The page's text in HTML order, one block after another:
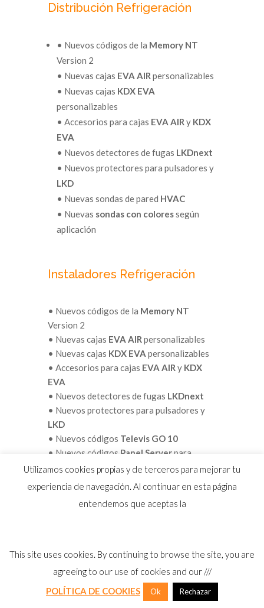
Distribución Refrigeración
• Nuevos códigos de la Memory NT
Version 2
• Nuevas cajas EVA AIR personalizables
• Nuevas cajas KDX EVA
personalizables
• Accesorios para cajas EVA AIR y KDX
EVA
• Nuevos detectores de fugas LKDnext
• Nuevos protectores para pulsadores y
LKD
• Nuevas sondas de pared HVAC
• Nuevas sondas con coloressegún
aplicación
Instaladores Refrigeración
• Nuevos códigos de la Memory NT
Version 2
• Nuevas cajas EVA AIR personalizables
• Nuevas cajas KDX EVA personalizables
• Accesorios para cajas EVA AIR y KDX
EVA
• Nuevos detectores de fugas LKDnext
• Nuevos protectores para pulsadores y
LKD
• Nuevos códigos Televis GO 10
• Nuevos códigos Panel Serverpara
dispositivos inalámbricos
• Nuevas sondas de pared
HVAC
aplicación
Refrigeración HVAC
• Nuevo Controlador programableFree
para máquinas compactas
Utilizamos cookies propias y de terceros para mejorar tu
experiencia de navegación. Al continuar en esta página
entendemos que aceptas la
This site uses cookies. By continuing to browse the site, you are
agreeing to our use of cookies and our ///
POLÍTICA DE COOKIES
Ok Rechazar